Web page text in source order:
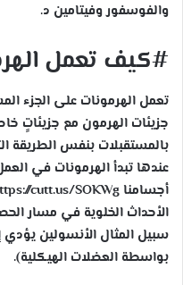
والفوسفور وفيتامين د.
#كيف تعمل
تعمل الهرمونات على الجزء
جزيئات الهرمون مع جزيئاتٍ
بالمستقبلات بنفس الطريقة
عندها تبدأ الهرمونات في
الأحداث الخلوية في مسار
سبيل المثال الأنسولين يؤدي
بواسطة العضلات الهيكلية).